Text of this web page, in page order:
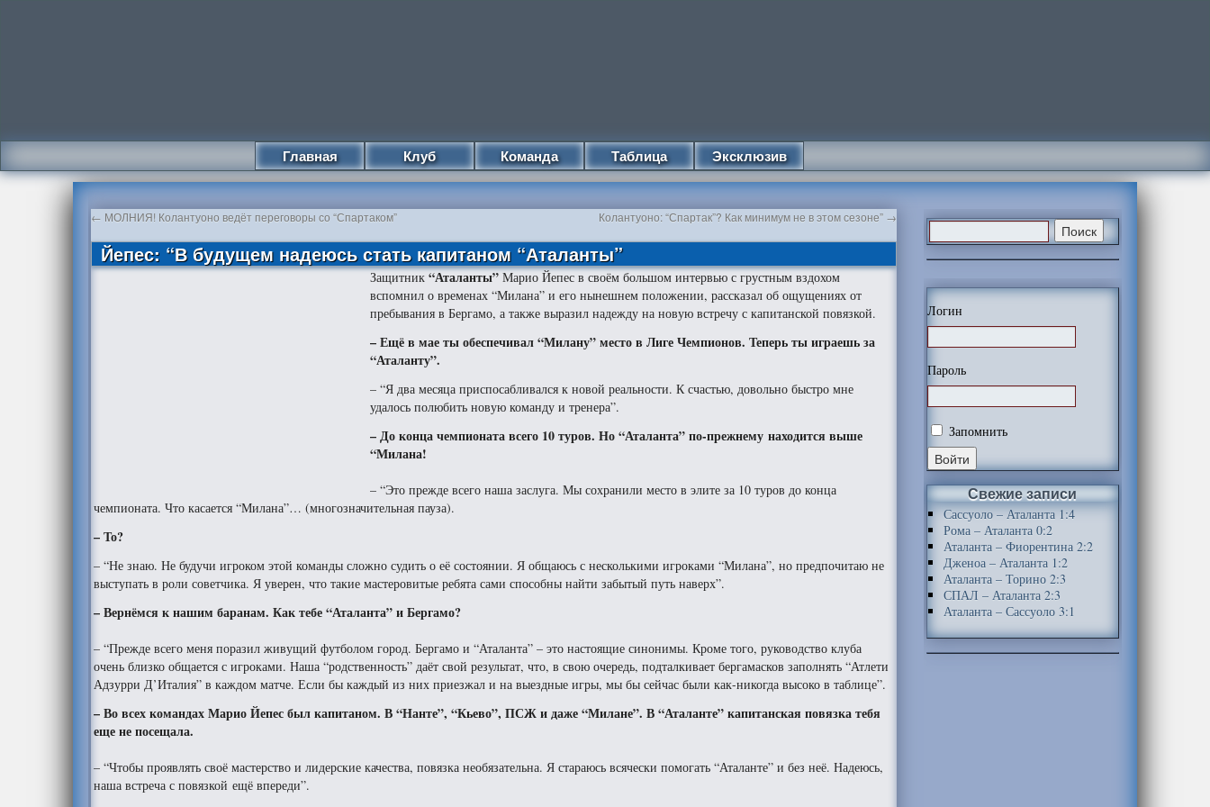
Главная Клуб Команда Таблица Эксклюзив
← МОЛНИЯ! Колантуоно ведёт переговоры со “Спартаком” Колантуоно: “Спартак”? Как минимум не в этом сезоне” →
Йепес: “В будущем надеюсь стать капитаном “Аталанты”
Защитник“Аталанты”Марио Йепес в своём большом интервью с грустным вздохом
вспомнил о временах “Милана” и его нынешнем положении, рассказал об ощущениях от
пребывания в Бергамо, а также выразил надежду на новую встречу с капитанской повязкой.
– Ещё в мае ты обеспечивал “Милану” место в Лиге Чемпионов. Теперь ты играешь за
“Аталанту”.
– “Я два месяца приспосабливался к новой реальности. К счастью, довольно быстро мне
удалось полюбить новую команду и тренера”.
– До конца чемпионата всего 10 туров. Но “Аталанта” по-прежнему находится выше
“Милана!
– “Это прежде всего наша заслуга. Мы сохранили место в элите за 10 туров до конца
чемпионата. Что касается “Милана”… (многозначительная пауза).
– То?
– “Не знаю. Не будучи игроком этой команды сложно судить о её состоянии. Я общаюсь с несколькими игроками “Милана”, но предпочитаю не
выступать в роли советчика. Я уверен, что такие мастеровитые ребята сами способны найти забытый путь наверх”.
– Вернёмся к нашим баранам. Как тебе “Аталанта” и Бергамо?
– “Прежде всего меня поразил живущий футболом город. Бергамо и “Аталанта” – это настоящие синонимы. Кроме того, руководство клуба
очень близко общается с игроками. Наша “родственность” даёт свой результат, что, в свою очередь, подталкивает бергамасков заполнять “Атлети
Адзурри Д’Италия” в каждом матче. Если бы каждый из них приезжал и на выездные игры, мы бы сейчас были как-никогда высоко в таблице”.
– Во всех командах Марио Йепес был капитаном. В “Нанте”, “Кьево”, ПСЖ и даже “Милане”. В “Аталанте” капитанская повязка тебя
еще не посещала.
– “Чтобы проявлять своё мастерство и лидерские качества, повязка необязательна. Я стараюсь всячески помогать “Аталанте” и без неё. Надеюсь,
наша встреча с повязкой ещё впереди”.
Логин
Пароль
Запомнить
Свежие записи
Сассуоло – Аталанта 1:4
Рома – Аталанта 0:2
Аталанта – Фиорентина 2:2
Дженоа – Аталанта 1:2
Аталанта – Торино 2:3
СПАЛ – Аталанта 2:3
Аталанта – Сассуоло 3:1